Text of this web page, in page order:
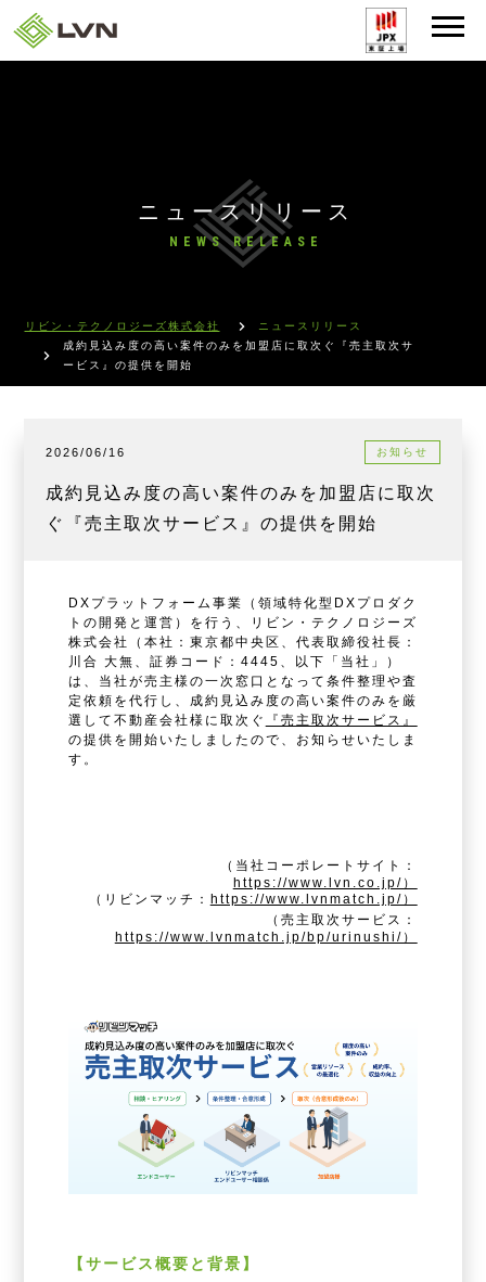
ニュースリリース
NEWS RELEASE
リビン・テクノロジーズ株式会社
ニュースリリース
成約見込み度の高い案件のみを加盟店に取次ぐ『売主取次サ
ービス』の提供を開始
成約見込み度の高い案件のみを加盟店に取次
ぐ『売主取次サービス』の提供を開始
2026/06/16 お知らせ
DXプラットフォーム事業（領域特化型DXプロダク
トの開発と運営）を行う、リビン・テクノロジーズ
株式会社（本社：東京都中央区、代表取締役社長：
川合 大無、証券コード：4445、以下「当社」）
は、当社が売主様の一次窓口となって条件整理や査
定依頼を代行し、成約見込み度の高い案件のみを厳
選して不動産会社様に取次ぐ
『売主取次サービス』
の提供を開始いたしましたので、お知らせいたしま
す。
（当社コーポレートサイト：
https://www.lvn.co.jp/）
（リビンマッチ： https://www.lvnmatch.jp/）
（売主取次サービス：
https://www.lvnmatch.jp/bp/urinushi/）
【サービス概要と背景】